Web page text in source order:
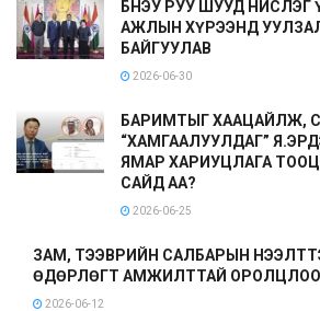
БНЭУ РУУ ШУУД НИСЛЭГ
АЖЛЫН ХҮРЭЭНД
БАЙГУУЛАВ
2026-06-30
БАРИМТЫГ ХААЦАЙЛЖ,
“ХАМГААЛУУЛДАГ”
ЯМАР ХАРИУЦЛАГА
САЙД АА?
2026-06-25
ЗАМ, ТЭЭВРИЙН САЛБАРЫН
ӨДӨРЛӨГТ АМЖИЛТТАЙ ОРОЛЦЛОО
2026-06-12